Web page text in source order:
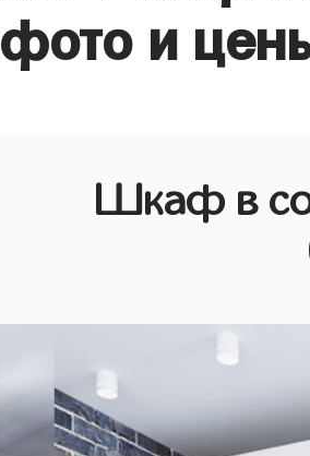
фото и
Шкаф в